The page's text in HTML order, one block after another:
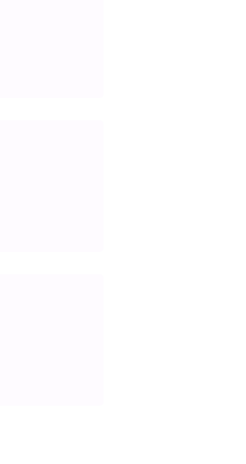
海岸、サン・マロ湾上に浮か
1979年には「モン・サン＝